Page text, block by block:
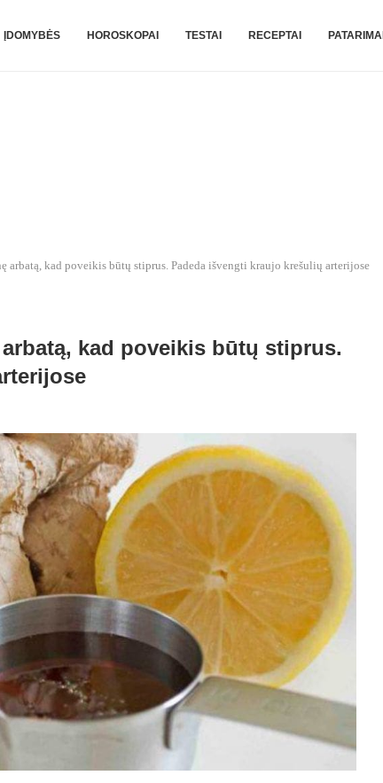
ĮDOMYBĖS HOROSKOPAI TESTAI RECEPTAI PATARIMAI
kad poveikis būtų stiprus. Padeda išvengti kraujo krešulių arterijose
kad poveikis būtų stiprus.